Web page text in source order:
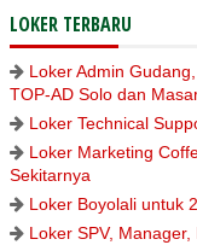
LOKER TERBARU
Loker Admin
TOP-AD Solo dan
Loker Technical
Loker Marketing
Sekitarnya
Loker Boyolali untuk
Loker SPV,